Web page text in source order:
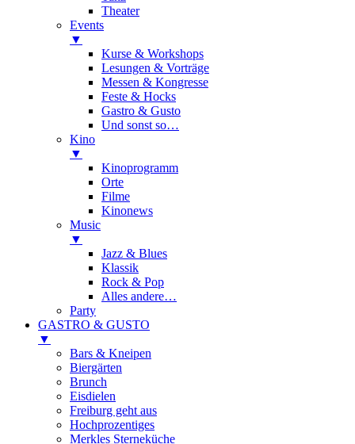
Theater
Events
▼
Kurse & Workshops
Lesungen & Vorträge
Messen & Kongresse
Feste & Hocks
Gastro & Gusto
Und sonst so…
Kino
▼
Kinoprogramm
Orte
Filme
Kinonews
Music
▼
Jazz & Blues
Klassik
Rock & Pop
Alles andere…
Party
GASTRO & GUSTO
▼
Bars & Kneipen
Biergärten
Brunch
Eisdielen
Freiburg geht aus
Hochprozentiges
Merkles Sterneküche